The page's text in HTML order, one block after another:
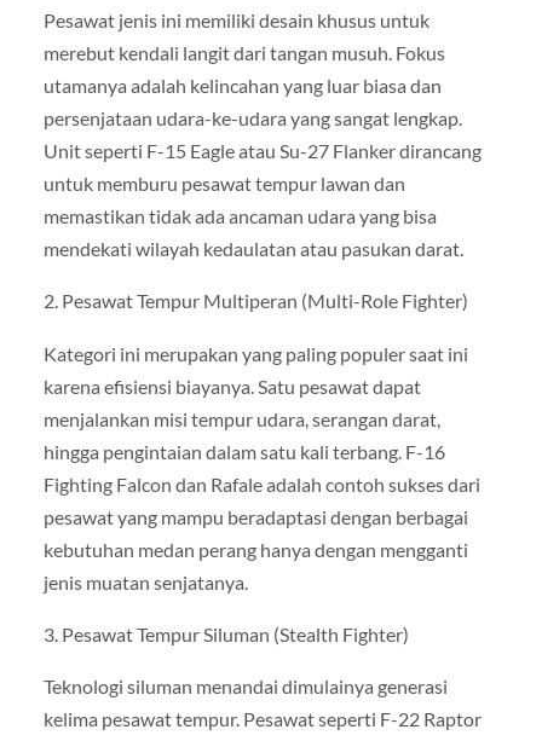
Pesawat jenis ini memiliki desain khusus untuk
merebut kendali langit dari tangan musuh. Fokus
utamanya adalah kelincahan yang luar biasa dan
persenjataan udara-ke-udara yang sangat lengkap.
Unit seperti F-15 Eagle atau Su-27 Flanker dirancang
untuk memburu pesawat tempur lawan dan
memastikan tidak ada ancaman udara yang bisa
mendekati wilayah kedaulatan atau pasukan darat.
2. Pesawat Tempur Multiperan (Multi-Role Fighter)
Kategori ini merupakan yang paling populer saat ini
karena efisiensi biayanya. Satu pesawat dapat
menjalankan misi tempur udara, serangan darat,
hingga pengintaian dalam satu kali terbang. F-16
Fighting Falcon dan Rafale adalah contoh sukses dari
pesawat yang mampu beradaptasi dengan berbagai
kebutuhan medan perang hanya dengan mengganti
jenis muatan senjatanya.
3. Pesawat Tempur Siluman (Stealth Fighter)
Teknologi siluman menandai dimulainya generasi
kelima pesawat tempur. Pesawat seperti F-22 Raptor